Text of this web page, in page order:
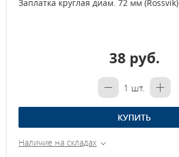
Заплатка круглая диам. 72 мм (Rossvik)
38 руб.
1 шт.
КУПИТЬ
Наличие на складах